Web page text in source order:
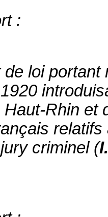
:
loi
Rhin et
criminel (